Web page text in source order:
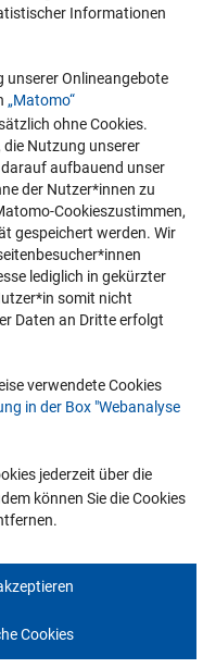
Behinderungen
Kontakt
Informationen
unserer Onlineangebote
„Matomo“
ohne Cookies.
die Nutzung unserer
aufbauend unser
der Nutzer*innen zu
Cookieszustimmen,
gespeichert werden. Wir
lediglich in gekürzter
somit nicht
Daten an Dritte erfolgt
verwendete Cookies
in der Box "Webanalyse
jederzeit über die
können Sie die Cookies
Cookies